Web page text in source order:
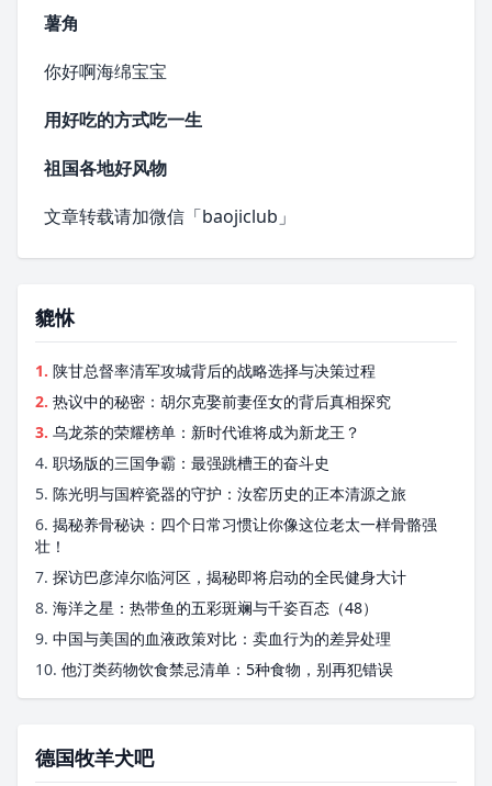
薯角
你好啊海绵宝宝
用好吃的方式吃一生
祖国各地好风物
文章转载请加微信「baojiclub」
貔恘
1. 陕甘总督率清军攻城背后的战略选择与决策过程
2. 热议中的秘密：胡尔克娶前妻侄女的背后真相探究
3. 乌龙茶的荣耀榜单：新时代谁将成为新龙王？
4. 职场版的三国争霸：最强跳槽王的奋斗史
5. 陈光明与国粹瓷器的守护：汝窑历史的正本清源之旅
6. 揭秘养骨秘诀：四个日常习惯让你像这位老太一样骨骼强
壮！
7. 探访巴彦淖尔临河区，揭秘即将启动的全民健身大计
8. 海洋之星：热带鱼的五彩斑斓与千姿百态（48）
9. 中国与美国的血液政策对比：卖血行为的差异处理
10. 他汀类药物饮食禁忌清单：5种食物，别再犯错误
德国牧羊犬吧